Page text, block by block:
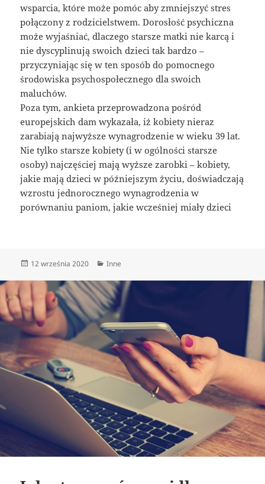
wsparcia, które może pomóc aby zmniejszyć stres
połączony z rodzicielstwem. Dorosłość psychiczna
może wyjaśniać, dlaczego starsze matki nie karcą i
nie dyscyplinują swoich dzieci tak bardzo –
przyczyniając się w ten sposób do pomocnego
środowiska psychospołecznego dla swoich
maluchów.
Poza tym, ankieta przeprowadzona pośród
europejskich dam wykazała, iż kobiety nieraz
zarabiają najwyższe wynagrodzenie w wieku 39 lat.
Nie tylko starsze kobiety (i w ogólności starsze
osoby) najczęściej mają wyższe zarobki – kobiety,
jakie mają dzieci w późniejszym życiu, doświadczają
wzrostu jednorocznego wynagrodzenia w
porównaniu paniom, jakie wcześniej miały dzieci
Data
12 września 2020 Kategorie
Inne